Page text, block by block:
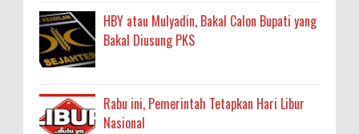
HBY atau Mulyadin, Bakal Calon Bupati yang
Bakal Diusung PKS
Rabu ini, Pemerintah Tetapkan Hari Libur
Nasional